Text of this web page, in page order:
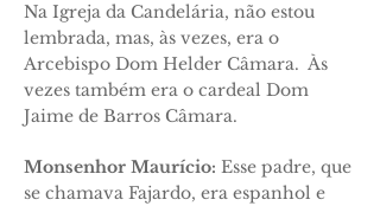
Na Igreja da Candelária, não estou
lembrada, mas, às vezes, era o
Arcebispo Dom Helder Câmara. Às
vezes também era o cardeal Dom
Jaime de Barros Câmara.
Monsenhor Maurício: Esse padre, que
se chamava Fajardo, era espanhol e